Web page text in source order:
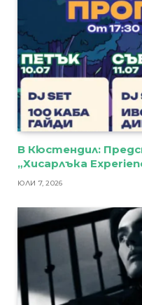
В Кюстендил:
„Хисарлъка
ЮЛИ 7, 2026